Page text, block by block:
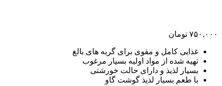
۷۵۰,۰۰۰ تومان
غذایی کامل و مقوی برای گربه های بالغ
تهیه شده از مواد اولیه بسیار مرغوب
بسیار لذیذ و دارای حالت خورشتی
با طعم بسیار لذیذ گوشت گاو